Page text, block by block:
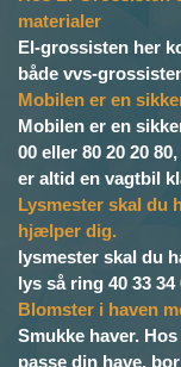
materialer
El-grossisten her
både vvs-
Mobilen er en
Mobilen er en
00 eller 80 20 20
er altid en vagtbil
Lysmester skal du
hjælper dig.
lysmester skal du
lys så ring 40 33
Blomster i haven
Smukke haver.
passe din have,